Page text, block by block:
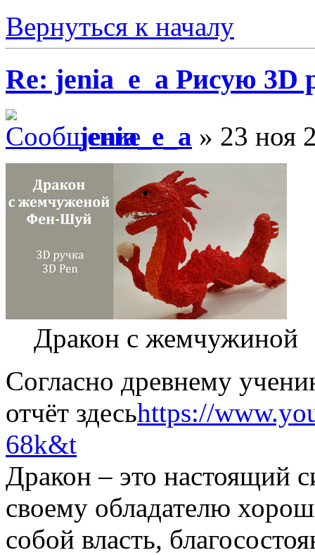
Вернуться к началу
Re: jenia_e_a Рисую 3D
jenia_e_a » 23 ноя
Дракон с жемчужиной
Согласно древнему
отчёт здесьhttps://
68k&t
Дракон – это настоящий
своему обладателю
собой власть,